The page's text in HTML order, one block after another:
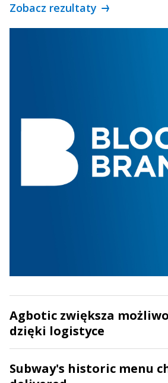
Zobacz rezultaty
Agbotic zwiększa
dzięki logistyce
Subway's historic menu